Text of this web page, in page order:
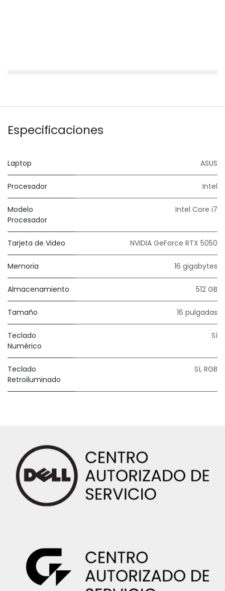
Especificaciones
Laptop ASUS
Procesador Intel
Modelo
Procesador
Intel Core i7
Tarjeta de Video NVIDIA GeForce RTX 5050
Memoria 16 gigabytes
Almacenamiento 512 GB
Tamaño 16 pulgadas
Teclado
Numérico
Sí
Teclado
Retroiluminado
Sí, RGB